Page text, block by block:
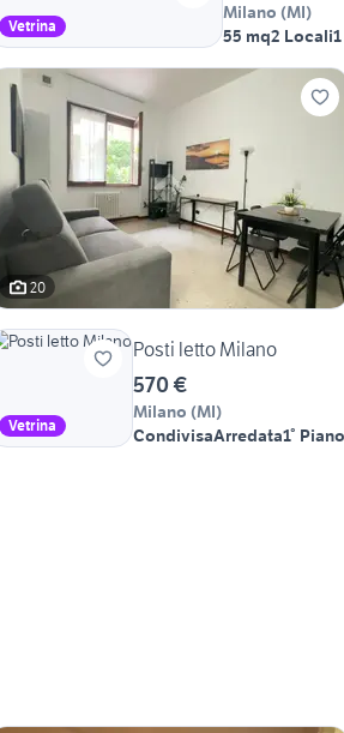
Vetrina
Milano (MI)
55 mq2 Locali
20
Vetrina
Posti letto Milano
570 €
Milano (MI)
CondivisaArredata1° Piano